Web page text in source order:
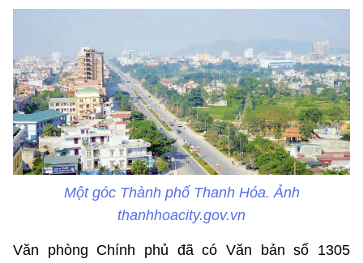
Một góc Thành phố Thanh Hóa. Ảnh
thanhhoacity.gov.vn
Văn phòng Chính phủ đã có Văn bản số 1305